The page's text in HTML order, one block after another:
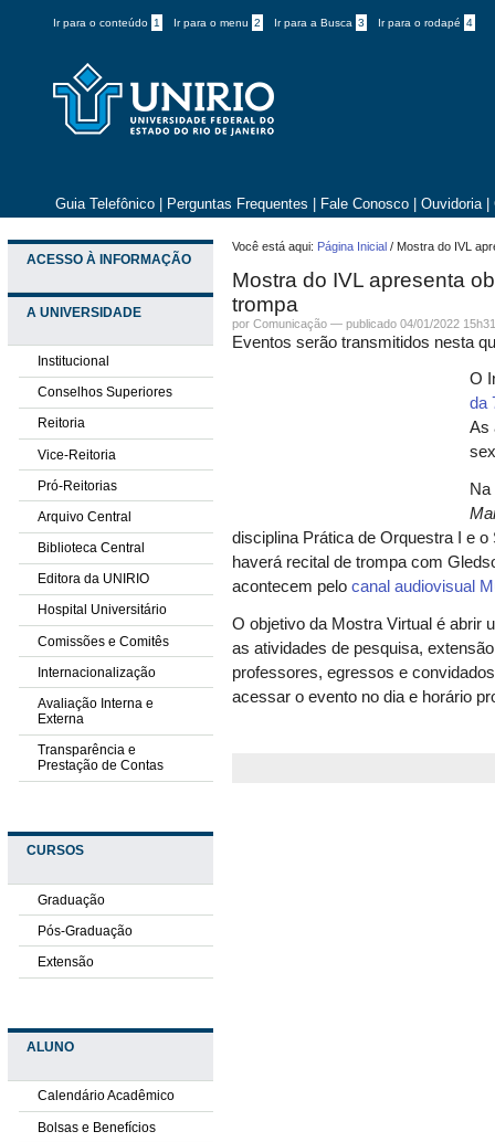
Ir para o conteúdo 1 Ir para o menu 2 Ir para a Busca 3 Ir para o rodapé 4
Guia Telefônico Perguntas Frequentes Fale Conosco Ouvidoria
ACESSO À INFORMAÇÃO
A UNIVERSIDADE
Institucional
Conselhos Superiores
Reitoria
Vice-Reitoria
Pró-Reitorias
Arquivo Central
Biblioteca Central
Editora da UNIRIO
Hospital Universitário
Comissões e Comitês
Internacionalização
Avaliação Interna e
Externa
Transparência e
Prestação de Contas
CURSOS
Graduação
Pós-Graduação
Extensão
ALUNO
Calendário Acadêmico
Bolsas e Benefícios
Você está aqui: Página Inicial / Mostra do IVL
Mostra do IVL apresenta
trompa
porComunicação —publicado 04/01/2022
Eventos serão transmitidos nesta
O
da
As
disciplina Prática de Orquestra I e
haverá recital de trompa com
acontecem pelocanal audiovisual
O objetivo da Mostra Virtual é abrir
as atividades de pesquisa,
professores, egressos e
acessar o evento no dia e horário